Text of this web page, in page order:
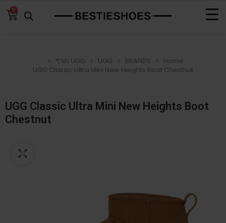
0
Home
BRANDS
UGG
UGG חורף
UGG Classic Ultra Mini New Heights Boot Chestnut
UGG Classic Ultra Mini New Heights Boot
Chestnut